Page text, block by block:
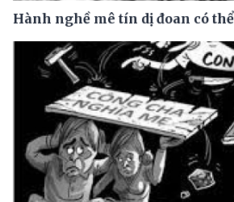
Hành nghề mê tín dị đoan có